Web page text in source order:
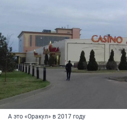
А это «Оракул» в 2017 году